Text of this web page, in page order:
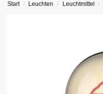
Start / Leuchten / Leuchtmittel /